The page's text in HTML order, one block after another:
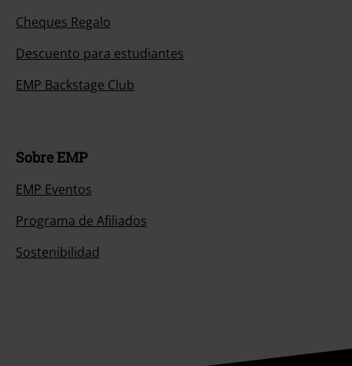
Cheques Regalo
Descuento para estudiantes
EMP Backstage Club
Sobre EMP
EMP Eventos
Programa de Afiliados
Sostenibilidad